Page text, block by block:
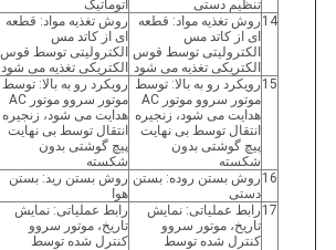
تنظیم دستی
اتوماتیک
14 روش تغذیه مواد: قطعه
ای از کاتد مس
الکترولیتی توسط قوس
الکتریکی تغذیه می شود
روش تغذیه مواد: قطعه
ای از کاتد مس
الکترولیتی توسط قوس
الکتریکی تغذیه می شود
15 رویکرد رو به بالا: توسط
موتور سروو موتور AC
هدایت می شود، زنجیره
انتقال توسط بی نهایت
پیچ گوشتی بدون
شکسته
رویکرد رو به بالا: توسط
موتور سروو موتور AC
هدایت می شود، زنجیره
انتقال توسط بی نهایت
پیچ گوشتی بدون
شکسته
16 روش بستن روده: بستن
دستی
روش بستن رید: بستن
هوا
17 رابط عملیاتی: نمایش
تاریخ، موتور سروو
کنترل شده توسط
رابط عملیاتی: نمایش
تاریخ، موتور سروو
کنترل شده توسط